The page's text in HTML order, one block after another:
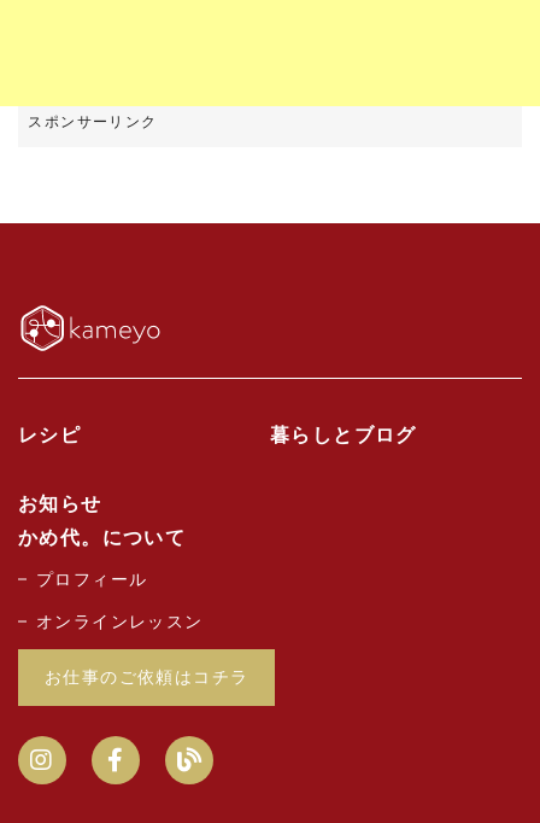
レシピ 暮らしとブログ
お知らせ
かめ代。について
プロフィール
オンラインレッスン
お仕事のご依頼はコチラ